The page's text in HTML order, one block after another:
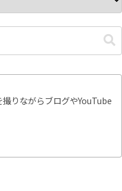
りながらブログやYouTube